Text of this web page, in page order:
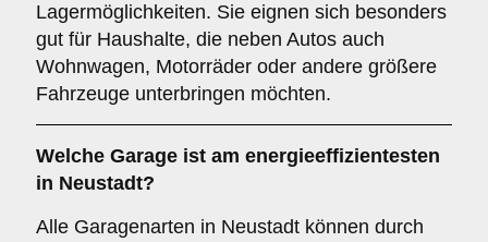
Lagermöglichkeiten. Sie eignen sich besonders
gut für Haushalte, die neben Autos auch
Wohnwagen, Motorräder oder andere größere
Fahrzeuge unterbringen möchten.
Welche Garage ist am energieeffizientesten
in Neustadt?
Alle Garagenarten in Neustadt können durch